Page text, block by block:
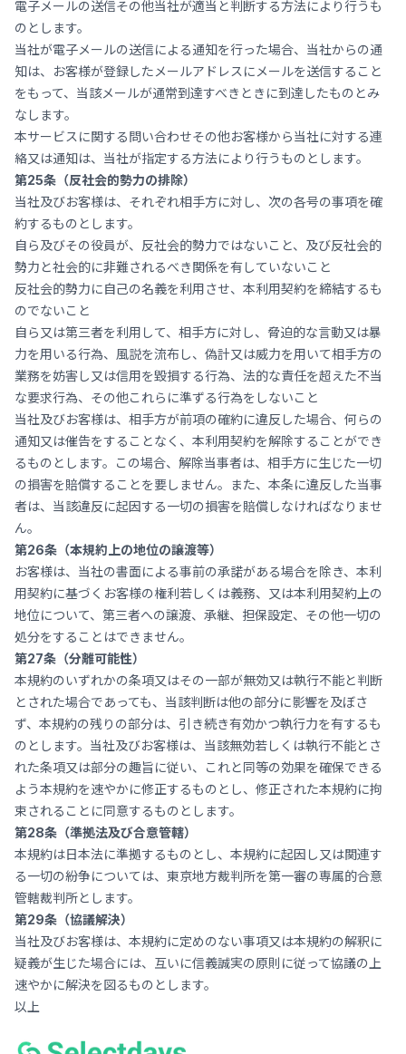
電子メールの送信その他当社が適当と判断する方法により行うも
のとします。
当社が電子メールの送信による通知を行った場合、当社からの通
知は、お客様が登録したメールアドレスにメールを送信すること
をもって、当該メールが通常到達すべきときに到達したものとみ
なします。
本サービスに関する問い合わせその他お客様から当社に対する連
絡又は通知は、当社が指定する方法により行うものとします。
第25条（反社会的勢力の排除）
当社及びお客様は、それぞれ相手方に対し、次の各号の事項を確
約するものとします。
自ら及びその役員が、反社会的勢力ではないこと、及び反社会的
勢力と社会的に非難されるべき関係を有していないこと
反社会的勢力に自己の名義を利用させ、本利用契約を締結するも
のでないこと
自ら又は第三者を利用して、相手方に対し、脅迫的な言動又は暴
力を用いる行為、風説を流布し、偽計又は威力を用いて相手方の
業務を妨害し又は信用を毀損する行為、法的な責任を超えた不当
な要求行為、その他これらに準ずる行為をしないこと
当社及びお客様は、相手方が前項の確約に違反した場合、何らの
通知又は催告をすることなく、本利用契約を解除することができ
るものとします。この場合、解除当事者は、相手方に生じた一切
の損害を賠償することを要しません。また、本条に違反した当事
者は、当該違反に起因する一切の損害を賠償しなければなりませ
ん。
第26条（本規約上の地位の譲渡等）
お客様は、当社の書面による事前の承諾がある場合を除き、本利
用契約に基づくお客様の権利若しくは義務、又は本利用契約上の
地位について、第三者への譲渡、承継、担保設定、その他一切の
処分をすることはできません。
第27条（分離可能性）
本規約のいずれかの条項又はその一部が無効又は執行不能と判断
とされた場合であっても、当該判断は他の部分に影響を及ぼさ
ず、本規約の残りの部分は、引き続き有効かつ執行力を有するも
のとします。当社及びお客様は、当該無効若しくは執行不能とさ
れた条項又は部分の趣旨に従い、これと同等の効果を確保できる
よう本規約を速やかに修正するものとし、修正された本規約に拘
束されることに同意するものとします。
第28条（準拠法及び合意管轄）
本規約は日本法に準拠するものとし、本規約に起因し又は関連す
る一切の紛争については、東京地方裁判所を第一審の専属的合意
管轄裁判所とします。
第29条（協議解決）
当社及びお客様は、本規約に定めのない事項又は本規約の解釈に
疑義が生じた場合には、互いに信義誠実の原則に従って協議の上
速やかに解決を図るものとします。
以上